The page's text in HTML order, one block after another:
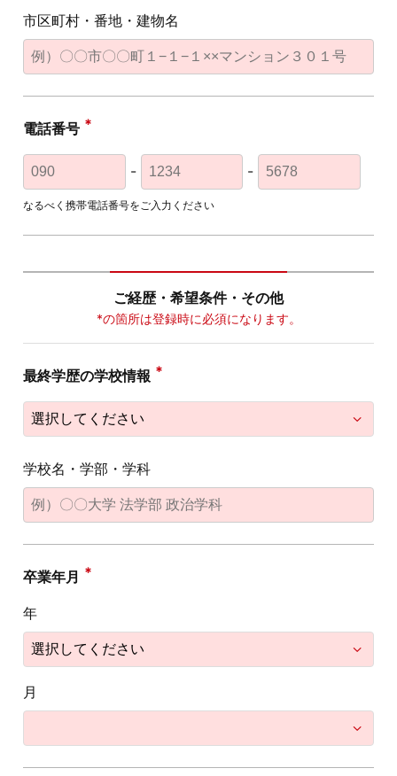
市区町村・番地・建物名
電話番号
- -
なるべく携帯電話番号をご入力ください
ご経歴・希望条件・その他
*の箇所は登録時に必須になります。
最終学歴の学校情報
学校名・学部・学科
卒業年月
年
月